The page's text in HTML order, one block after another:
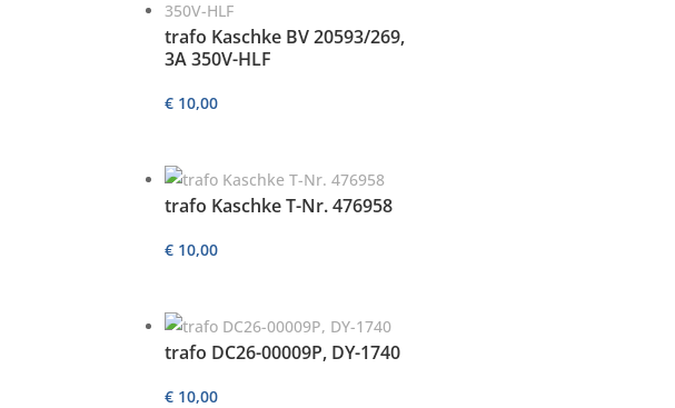
trafo Kaschke BV 20593/269,
3A 350V-HLF
€ 10,00
trafo Kaschke T-Nr. 476958
€ 10,00
trafo DC26-00009P, DY-1740
€ 10,00